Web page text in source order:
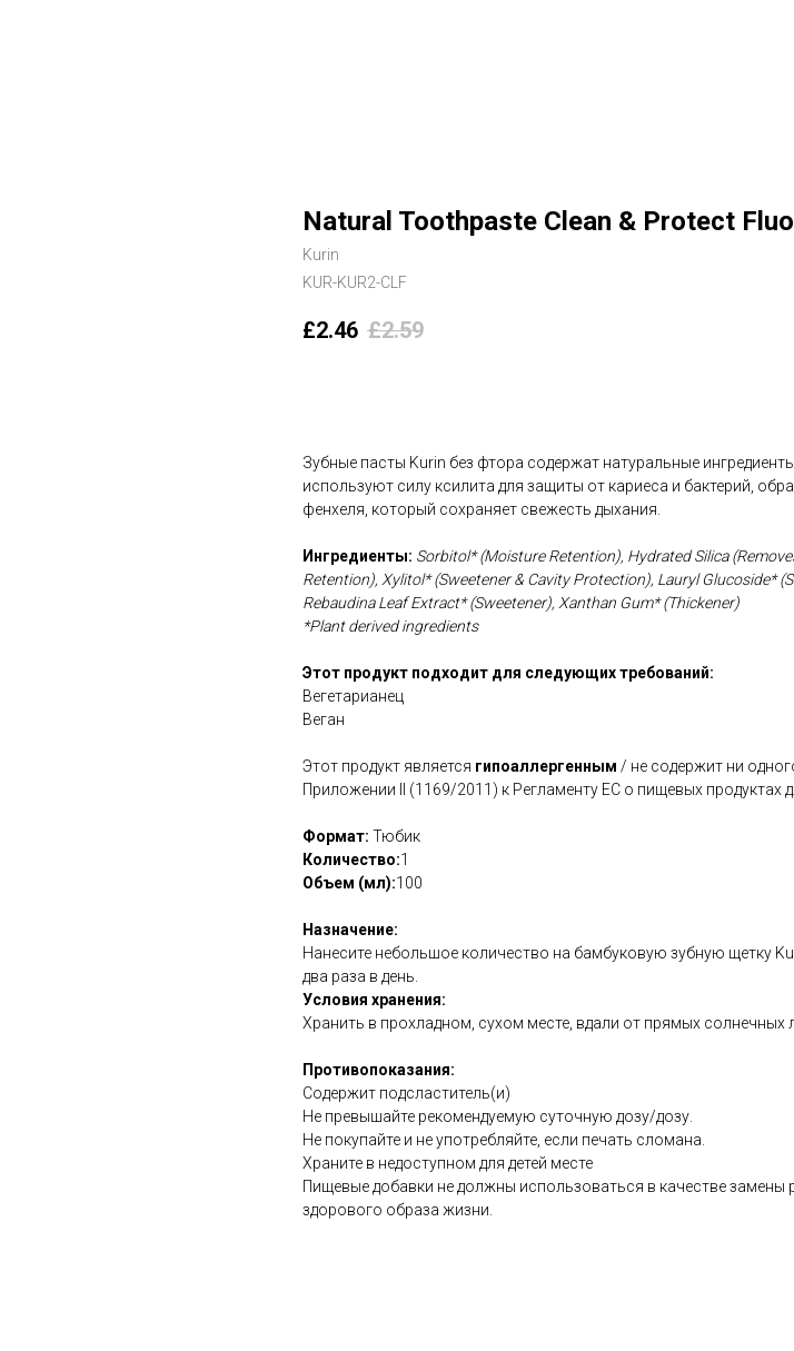
Natural Toothpaste Clean & Protect
Kurin
KUR-KUR2-CLF
£2.46 £2.59
Зубные пасты Kurin без фтора содержат натуральные
используют силу ксилита для защиты от кариеса и бактерий,
фенхеля, который сохраняет свежесть дыхания.
Ингредиенты: Sorbitol* (Moisture Retention), Hydrated Silica
Retention), Xylitol* (Sweetener & Cavity Protection), Lauryl Glucoside*
Rebaudina Leaf Extract* (Sweetener), Xanthan Gum* (Thickener)
*Plant derived ingredients
Этот продукт подходит для следующих требований:
Вегетарианец
Веган
Этот продукт является гипоаллергенным / не содержит ни
Приложении II (1169/2011) к Регламенту ЕС о пищевых продуктах
Формат: Тюбик
Количество:1
Объем (мл):100
Назначение:
Нанесите небольшое количество на бамбуковую зубную щетку
два раза в день.
Условия хранения:
Хранить в прохладном, сухом месте, вдали от прямых солнечных
Противопоказания:
Содержит подсластитель(и)
Не превышайте рекомендуемую суточную дозу/дозу.
Не покупайте и не употребляйте, если печать сломана.
Храните в недоступном для детей месте
Пищевые добавки не должны использоваться в качестве
здорового образа жизни.